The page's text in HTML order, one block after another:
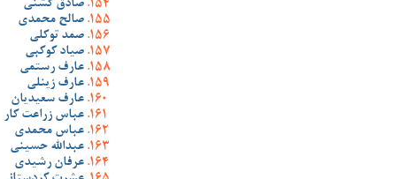
صادق گشنی
صالح محمدی
صمد توکلی
صیاد کوکبی
عارف رستمی
عارف زینلی
عارف سعیدیان
عباس زراعت کار
عباس محمدی
عبدالله حسینی
عرفان رشیدی